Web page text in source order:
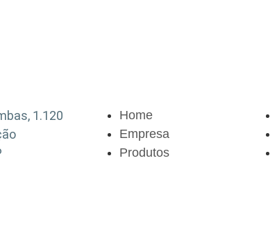
1.120
Home
Empresa
Produtos